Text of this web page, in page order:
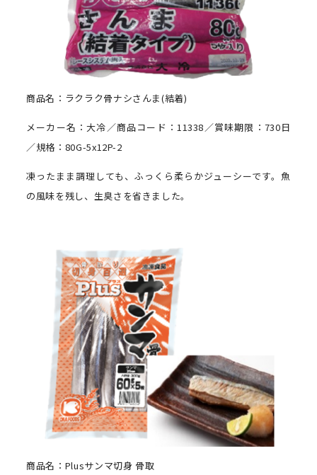
商品名：ラクラク骨ナシさんま(結着)
メーカー名：大冷／商品コード：11338／賞味期限：730日
／規格：80G-5x12P-2
凍ったまま調理しても、ふっくら柔らかジューシーです。魚
の風味を残し、生臭さを省きました。
商品名：Plusサンマ切身 骨取